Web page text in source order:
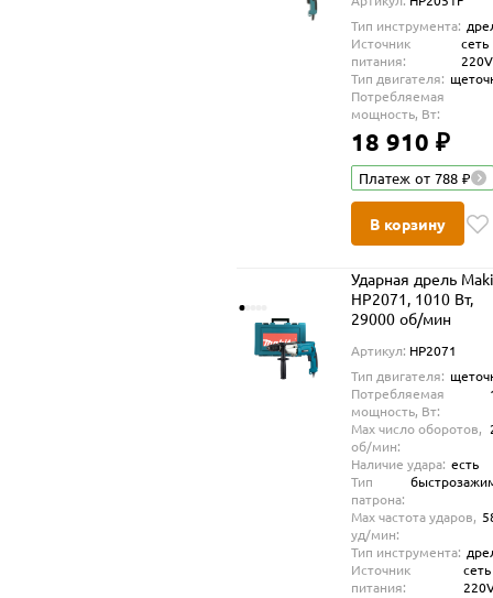
Тип инструмента:
Источник
питания:
сеть
220V
Тип двигателя:
Потребляемая
мощность, Вт:
18 910 ₽
Платеж от 788 ₽
В корзину
Ударная дрель
HP2071, 1010 Вт,
29000 об/мин
Артикул: HP2071
Тип двигателя:
Потребляемая
мощность, Вт:
Max число оборотов,
об/мин:
Наличие удара: есть
Тип
патрона:
Max частота ударов,
уд/мин:
Тип инструмента:
Источник
питания:
сеть